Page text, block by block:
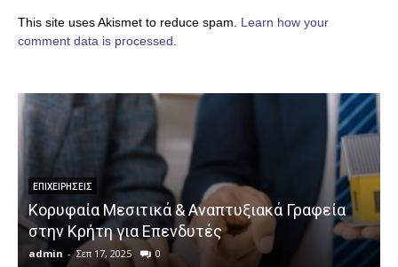
This site uses Akismet to reduce spam. Learn how your
comment data is processed.
ΕΠΙΧΕΙΡΉΣΕΙΣ
Κορυφαία Μεσιτικά & Αναπτυξιακά Γραφεία
στην Κρήτη για Επενδυτές
admin - Σεπ 17, 2025 0